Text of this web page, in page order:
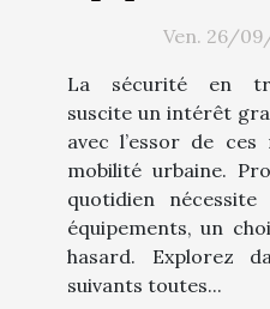
idéaux pour
électrique ?
Ven. 26/
La sécurité en
suscite un intérêt
avec l’essor de ces
mobilité urbaine.
quotidien
équipements, un
hasard. Explorez
suivants toutes...